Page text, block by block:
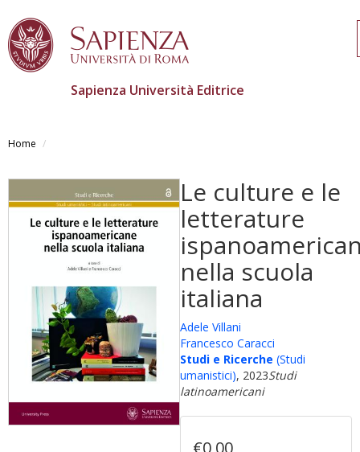
contenuto
Sapienza Università Editrice
Home
Le culture e le
letterature
nella scuola
italiana
Adele Villani
Francesco Caracci
Studi e Ricerche (Studi
umanistici), 2023Studi
latinoamericani
€0,00